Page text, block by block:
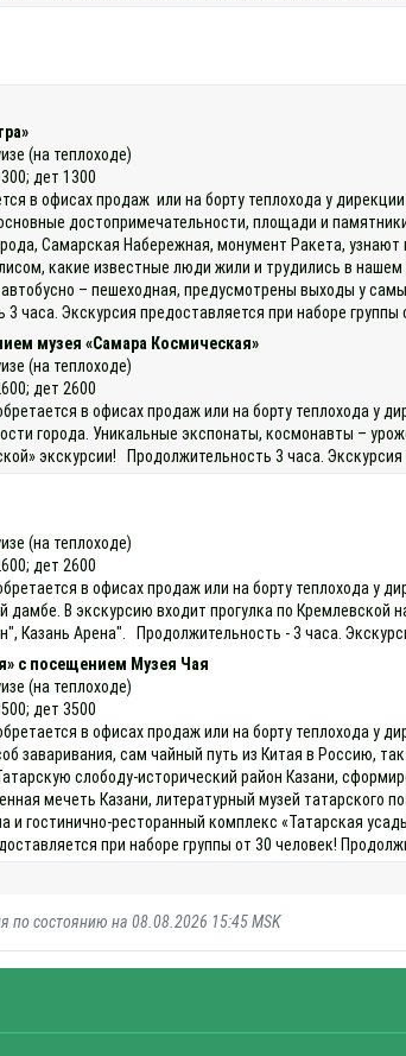
(на теплоходе)
дет 1300
в офисах продаж или на борту теплохода у
достопримечательности, площади и
Самарская Набережная, монумент Ракета,
какие известные люди жили и трудились в
– пешеходная, предусмотрены выходы у
часа. Экскурсия предоставляется при наборе группы
музея «Самара Космическая»
(на теплоходе)
дет 2600
в офисах продаж или на борту теплохода у
города. Уникальные экспонаты, космонавты –
экскурсии! Продолжительность 3 часа.
(на теплоходе)
дет 2600
в офисах продаж или на борту теплохода у
В экскурсию входит прогулка по
Казань Арена". Продолжительность - 3 часа.
с посещением Музея Чая
(на теплоходе)
дет 3500
в офисах продаж или на борту теплохода у
заваривания, сам чайный путь из Китая в Россию,
слободу-исторический район Казани,
мечеть Казани, литературный музей татарского
гостинично-ресторанный комплекс «Татарская
при наборе группы от 30 человек!
по состоянию на 08.08.2026 15:45 MSK